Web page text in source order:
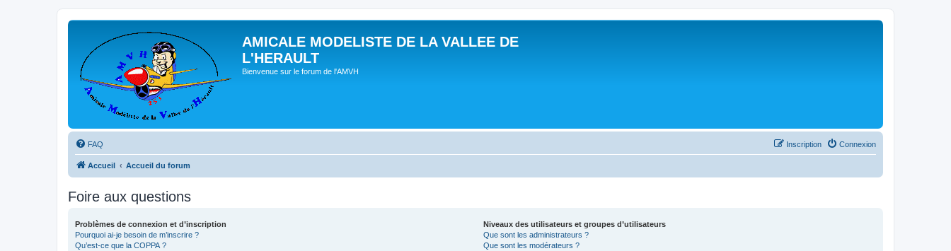
AMICALE MODELISTE DE LA VALLEE DE
L'HERAULT
Bienvenue sur le forum de l'AMVH
FAQ Connexion
Inscription
Accueil Accueil du forum
Foire aux questions
Problèmes de connexion et d’inscription
Pourquoi ai-je besoin de m’inscrire ?
Qu’est-ce que la COPPA ?
Niveaux des utilisateurs et groupes d’utilisateurs
Que sont les administrateurs ?
Que sont les modérateurs ?